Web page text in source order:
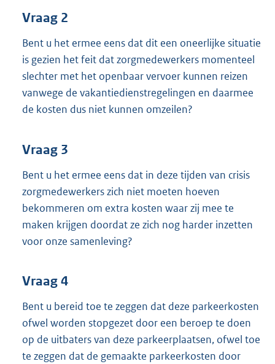
Vraag 2
Bent u het ermee eens dat dit een oneerlijke situatie
is gezien het feit dat zorgmedewerkers momenteel
slechter met het openbaar vervoer kunnen reizen
vanwege de vakantiedienstregelingen en daarmee
de kosten dus niet kunnen omzeilen?
Vraag 3
Bent u het ermee eens dat in deze tijden van crisis
zorgmedewerkers zich niet moeten hoeven
bekommeren om extra kosten waar zij mee te
maken krijgen doordat ze zich nog harder inzetten
voor onze samenleving?
Vraag 4
Bent u bereid toe te zeggen dat deze parkeerkosten
ofwel worden stopgezet door een beroep te doen
op de uitbaters van deze parkeerplaatsen, ofwel toe
te zeggen dat de gemaakte parkeerkosten door